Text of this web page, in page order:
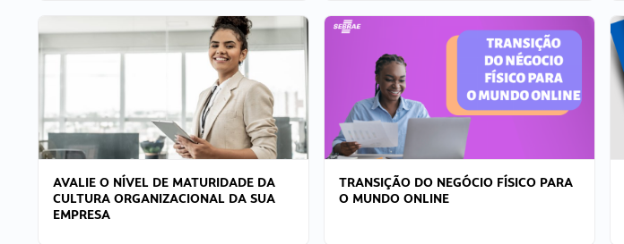
AVALIE O NÍVEL DE MATURIDADE DA
CULTURA ORGANIZACIONAL DA SUA
EMPRESA
TRANSIÇÃO DO NEGÓCIO FÍSICO PARA
O MUNDO ONLINE